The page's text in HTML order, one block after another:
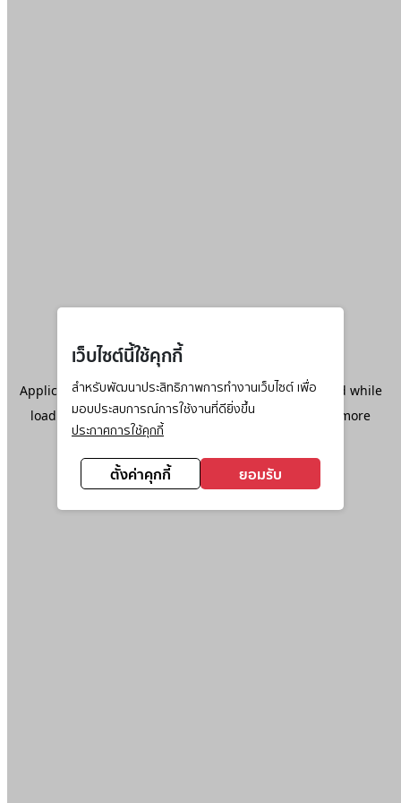
เว็บไซต์นี้ใช้คุกกี้
สำหรับพัฒนาประสิทธิภาพการทำงานเว็บไซต์ เพื่อ
มอบประสบการณ์การใช้งานที่ดียิ่งขึ้น
ประกาศการใช้คุกกี้
ตั้งค่าคุกกี้ ยอมรับ
Application error: aclient-side exception has occurred while
loadingwww.ktc.co.th(see the browser console
for more
information).